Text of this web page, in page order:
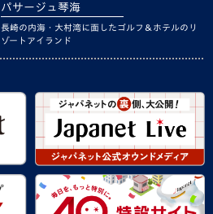
パサージュ琴海
長崎の内海・大村湾に面したゴルフ＆ホテルのリ
ゾートアイランド